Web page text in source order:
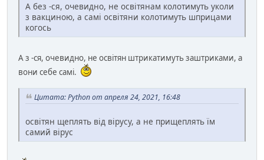
А без -ся, очевидно, не освітянам колотимуть уколи
з вакциною, а самі освітяни колотимуть шприцами
когось
А з -ся, очевидно, не освітян штрикатимуть заштриками, а
вони себе самі.
Цитата: Python от апреля 24, 2021, 16:48
освітян щеплять від вірусу, а не прищеплять їм
самий вірус